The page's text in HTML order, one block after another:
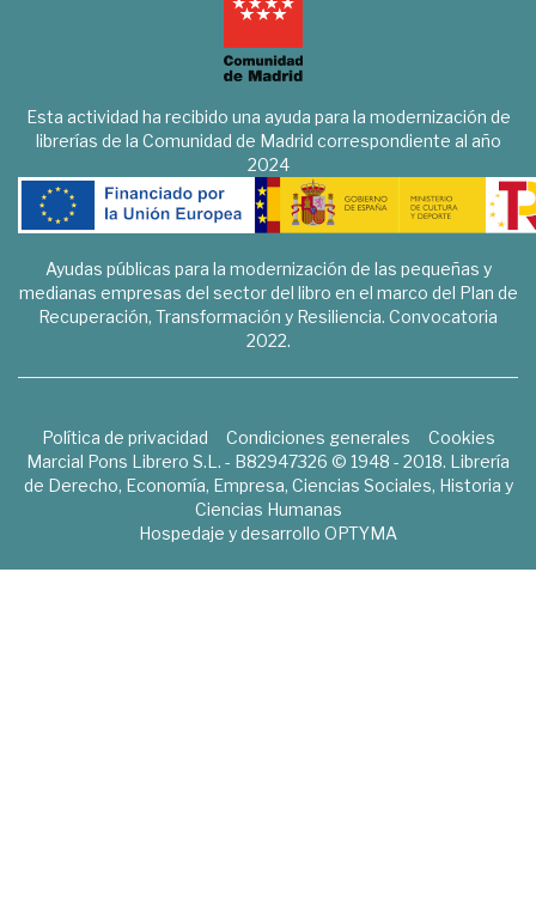
Esta actividad ha recibido una ayuda para la modernización de
librerías de la Comunidad de Madrid correspondiente al año
2024
Ayudas públicas para la modernización de las pequeñas y
medianas empresas del sector del libro en el marco del Plan de
Recuperación, Transformación y Resiliencia. Convocatoria
2022.
Política de privacidad Condiciones generales
Cookies
Marcial Pons Librero S.L. - B82947326 © 1948 - 2018. Librería
de Derecho, Economía, Empresa, Ciencias Sociales, Historia y
Ciencias Humanas
Hospedaje y desarrollo OPTYMA